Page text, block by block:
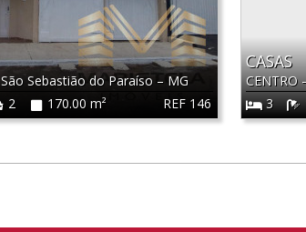
REF 146
São Sebastião do Paraíso – MG
2 170.00 m²
CASAS
CENTRO
3